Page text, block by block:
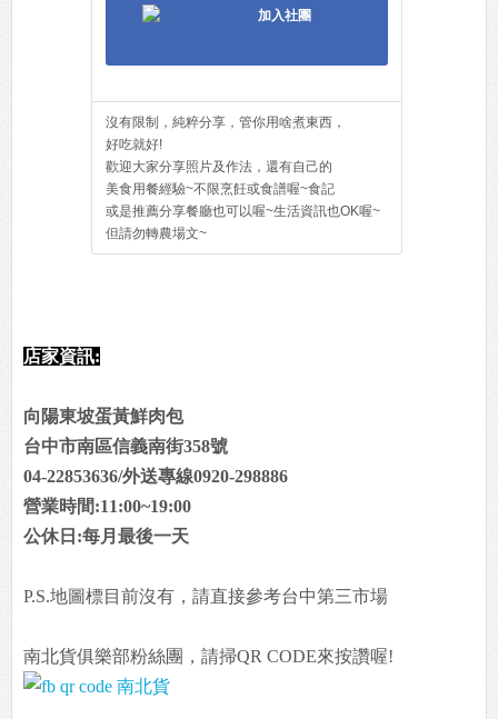
加入社團
沒有限制，純粹分享，管你用啥煮東西，
好吃就好!
歡迎大家分享照片及作法，還有自己的
美食用餐經驗~不限烹飪或食譜喔~食記
或是推薦分享餐廳也可以喔~生活資訊也OK喔~
但請勿轉農場文~
店家資訊:
向陽東坡蛋黃鮮肉包
台中市南區信義南街358號
04-22853636/外送專線0920-298886
營業時間:11:00~19:00
公休日:每月最後一天
P.S.地圖標目前沒有，請直接參考台中第三市場
南北貨俱樂部粉絲團，請掃QR CODE來按讚喔!